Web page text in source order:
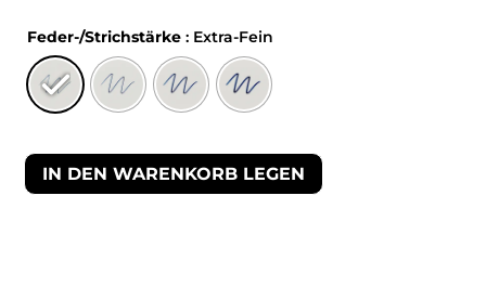
Feder-/Strichstärke : Extra-Fein
IN DEN WARENKORB LEGEN